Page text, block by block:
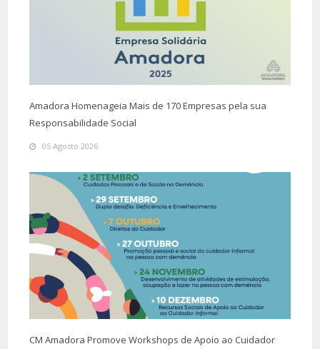
Amadora Homenageia Mais de 170 Empresas pela sua
Responsabilidade Social
05 Agosto 2026
CM Amadora Promove Workshops de Apoio ao Cuidador